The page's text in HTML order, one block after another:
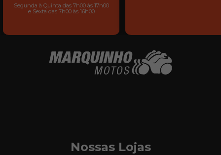
Segunda à Quinta das 7h00 às 17h00
e Sexta das 7h00 às 16h00
Nossas Lojas